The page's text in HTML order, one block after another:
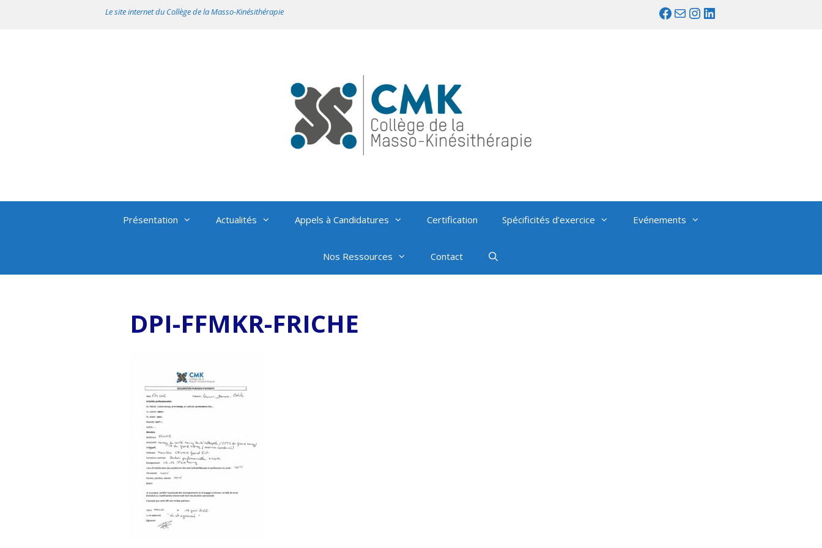
Facebook
MailInstagram
LinkedIn
Le site internet du Collège de la Masso-Kinésithérapie
Présentation Actualités Appels à Candidatures Certification Spécificités d’exercice Evénements
Nos Ressources Contact
DPI-FFMKR-FRICHE